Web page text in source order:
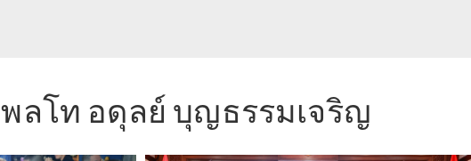
พลโท อดุลย์ บุญธรรมเจริญ